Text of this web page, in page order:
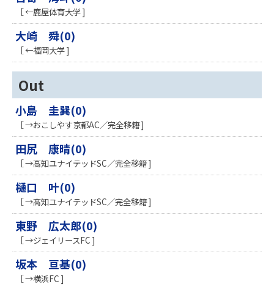
［ ←鹿屋体育大学 ]
大崎 舜(0)
［ ←福岡大学 ]
Out
小島 圭巽(0)
［ →おこしやす京都AC／完全移籍 ]
田尻 康晴(0)
［ →高知ユナイテッドSC／完全移籍 ]
樋口 叶(0)
［ →高知ユナイテッドSC／完全移籍 ]
東野 広太郎(0)
［ →ジェイリースFC ]
坂本 亘基(0)
［ →横浜FC ]